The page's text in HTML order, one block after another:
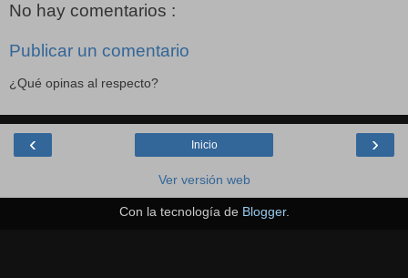
No hay comentarios :
Publicar un comentario
¿Qué opinas al respecto?
‹ ›
Inicio
Ver versión web
Con la tecnología de Blogger.